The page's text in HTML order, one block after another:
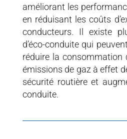
améliorant les
en réduisant les coûts
conducteurs. Il existe
d’éco-conduite qui
réduire la consommation
émissions de gaz à effet
sécurité routière et
conduite.